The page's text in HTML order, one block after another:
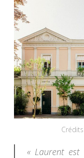
« Laurent est